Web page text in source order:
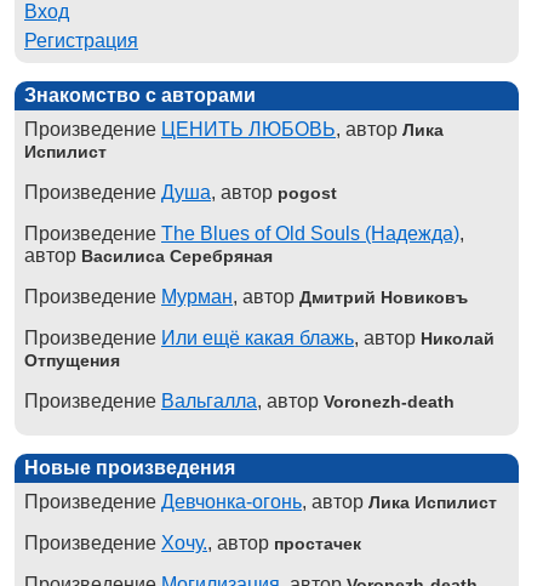
Вход
Регистрация
Знакомство с авторами
Произведение ЦЕНИТЬ ЛЮБОВЬ, автор Лика
Испилист
Произведение Душа, автор pogost
Произведение The Blues of Old Souls (Надежда),
автор Василиса Серебряная
Произведение Мурман, автор Дмитрий Новиковъ
Произведение Или ещё какая блажь, автор Николай
Отпущения
Произведение Вальгалла, автор Voronezh-death
Новые произведения
Произведение Девчонка-огонь, автор Лика Испилист
Произведение Хочу., автор простачек